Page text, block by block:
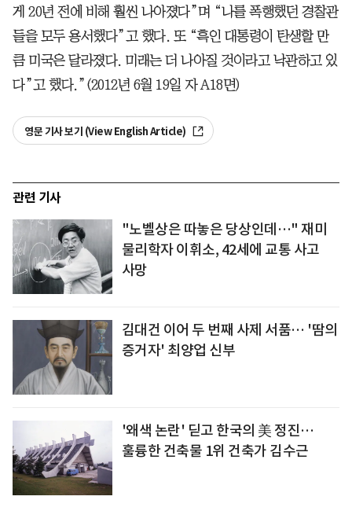
게 20년 전에 비해 훨씬 나아졌다”며 “나를 폭행했던 경찰관
들을 모두 용서했다”고 했다. 또 “흑인 대통령이 탄생할 만
큼 미국은 달라졌다. 미래는 더 나아질 것이라고 낙관하고 있
다”고 했다.”(2012년 6월 19일 자 A18면)
영문 기사 보기 (View English Article)
관련 기사
"노벨상은 따놓은 당상인데…" 재미
물리학자 이휘소, 42세에 교통 사고
사망
김대건 이어 두 번째 사제 서품… '땀의
증거자' 최양업 신부
'왜색 논란' 딛고 한국의 美 정진…
훌륭한 건축물 1위 건축가 김수근